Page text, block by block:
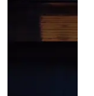
分（满分 5 分）